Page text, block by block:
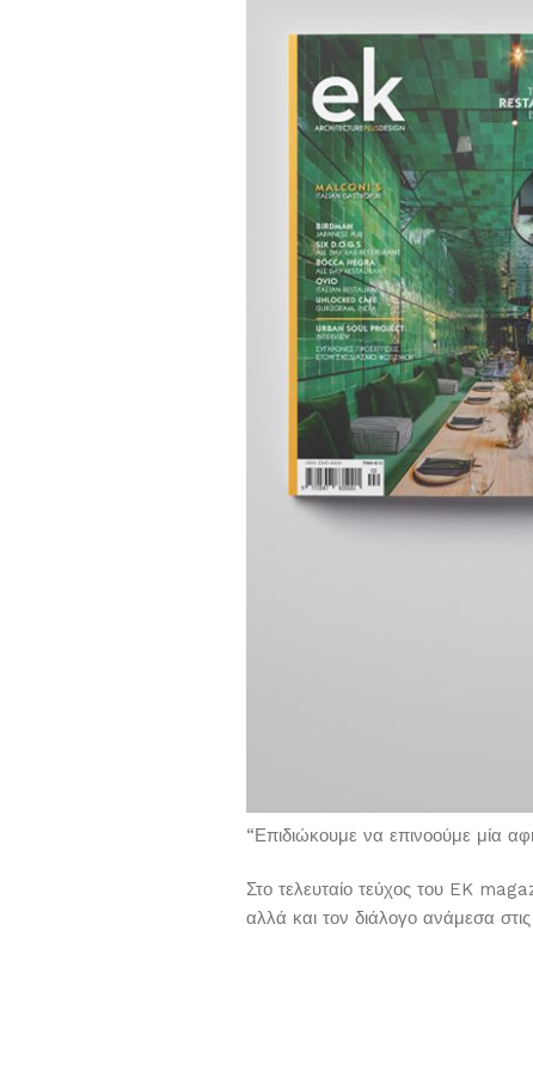
“Επιδιώκουμε να επινοούμε μία
Στο τελευταίο τεύχος του EK
αλλά και τον διάλογο ανάμεσα στις